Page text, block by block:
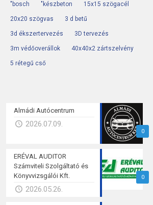
"bosch "készbeton 15x15 szögacél
20x20 szögvas 3 d betű
3d ékszertervezés 3D tervezés
3m védőoverállok 40x40x2 zártszelvény
5 rétegű cső
0
Almádi Autócentrum
2026.07.09.
0
ERÉVAL AUDITOR
Számviteli Szolgáltató és
Könyvvizsgálói Kft.
2026.05.26.